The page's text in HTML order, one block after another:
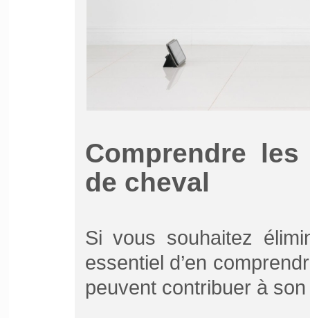
Comprendre
de cheval
Si vous souhaitez
essentiel d’en
peuvent contribuer à